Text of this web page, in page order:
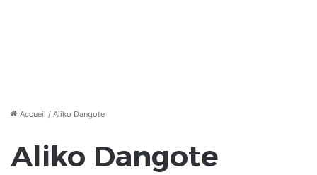
Accueil / Aliko Dangote
Aliko Dangote